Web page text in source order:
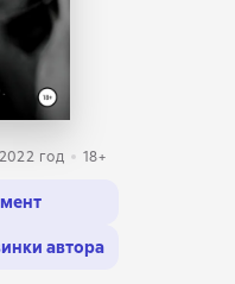
2022 год 18+
автора